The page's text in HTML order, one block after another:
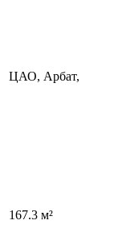
ЦАО, Арбат,
167.3 м²